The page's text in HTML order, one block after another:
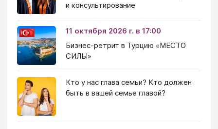
и консультирование
11 октября 2026 г. в 17:00
Бизнес-ретрит в Турцию «МЕСТО
СИЛЫ»
Кто у нас глава семьи? Кто должен
быть в вашей семье главой?